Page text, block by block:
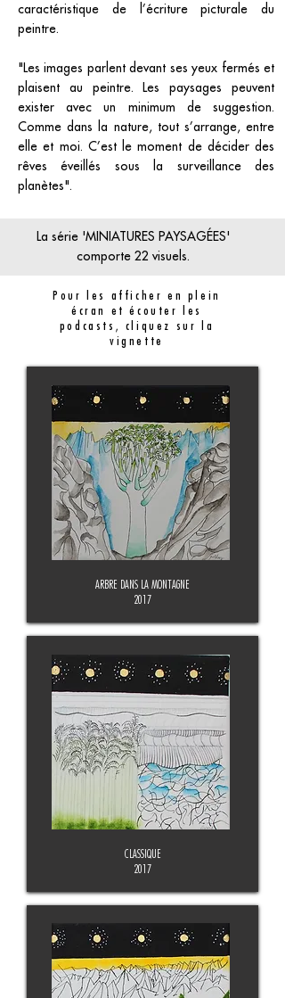
caractéristique de l’écriture picturale du
peintre.
"Les images parlent devant ses yeux fermés et
plaisent au peintre. Les paysages peuvent
exister avec un minimum de suggestion.
Comme dans la nature, tout s’arrange, entre
elle et moi. C’est le moment de décider des
rêves éveillés sous la surveillance des
planètes".
La série 'MINIATURES PAYSAGÉES'
comporte 22 visuels.
Pour les afficher en plein
écran et écouter les
podcasts, cliquez sur la
vignette
ARBRE DANS LA MONTAGNE
2017
CLASSIQUE
2017